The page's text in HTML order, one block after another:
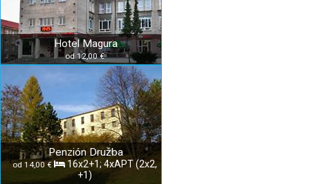
Hotel Magura
od 12,00 €
Penzión Družba
od 14,00 €
16x2+1; 4xAPT (2x2,
+1)